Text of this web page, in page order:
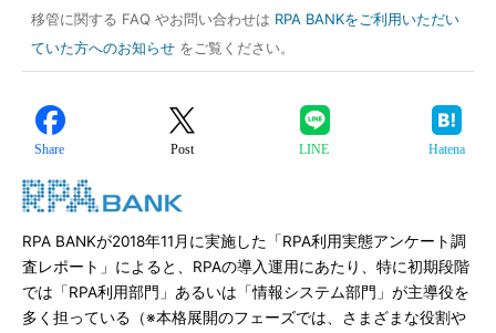
移管に関する FAQ やお問い合わせは RPA BANKをご利用いただい
ていた方へのお知らせ をご覧ください。
Share Post LINE Hatena
RPA BANKが2018年11月に実施した「RPA利用実態アンケート調
査レポート」によると、RPAの導入運用にあたり、特に初期段階
では「RPA利用部門」あるいは「情報システム部門」が主導役を
多く担っている（※本格展開のフェーズでは、さまざまな役割や